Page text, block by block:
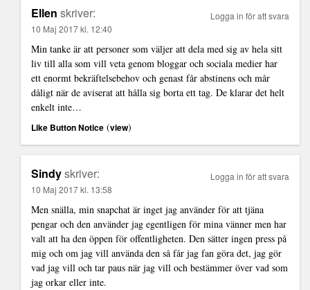
Ellen skriver:
10 Maj 2017 kl. 12:40
Min tanke är att personer som väljer att dela med sig av hela sitt
liv till alla som vill veta genom bloggar och sociala medier har
ett enormt bekräftelsebehov och genast får abstinens och mår
dåligt när de aviserat att hålla sig borta ett tag. De klarar det helt
enkelt inte…
Like Button Notice (view)
Logga in för att svara
Sindyskriver:
10 Maj 2017 kl. 13:58
Men snälla, min snapchat är inget jag använder för att tjäna
pengar och den använder jag egentligen för mina vänner men har
valt att ha den öppen för offentligheten. Den sätter ingen press på
mig och om jag vill använda den så får jag fan göra det, jag gör
vad jag vill och tar paus när jag vill och bestämmer över vad som
jag orkar eller inte.
Logga in för att svara